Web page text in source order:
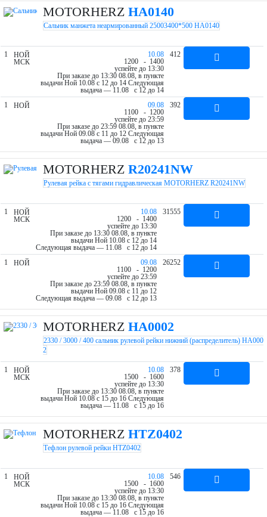
MOTORHERZ HA0140
Сальник манжета неармированный 25003400*500 HA0140
1
НОЙ
МСК
10.08
1200 - 1400
успейте до 13:30
При заказе до 13:30 08.08, в пункте
выдачи Ной 10.08 c 12 до 14 Следующая
выдача — 11.08 c 12 до 14
412
1 НОЙ
09.08
1100 - 1200
успейте до 23:59
При заказе до 23:59 08.08, в пункте
выдачи Ной 09.08 c 11 до 12 Следующая
выдача — 09.08 c 12 до 13
392
MOTORHERZ R20241NW
Рулевая рейка с тягами гидравлическая MOTORHERZ R20241NW
1
НОЙ
МСК
10.08
1200 - 1400
успейте до 13:30
При заказе до 13:30 08.08, в пункте
выдачи Ной 10.08 c 12 до 14
Следующая выдача — 11.08 c 12 до 14
31555
1 НОЙ
09.08
1100 - 1200
успейте до 23:59
При заказе до 23:59 08.08, в пункте
выдачи Ной 09.08 c 11 до 12
Следующая выдача — 09.08 c 12 до 13
26252
MOTORHERZ HA0002
2330 / 3000 / 400 сальник рулевой рейки нижний (распределитель) HA000
2
1
НОЙ
МСК
10.08
1500 - 1600
успейте до 13:30
При заказе до 13:30 08.08, в пункте
выдачи Ной 10.08 c 15 до 16 Следующая
выдача — 11.08 c 15 до 16
378
MOTORHERZ HTZ0402
Тефлон рулевой рейки HTZ0402
1
НОЙ
МСК
10.08
1500 - 1600
успейте до 13:30
При заказе до 13:30 08.08, в пункте
выдачи Ной 10.08 c 15 до 16 Следующая
выдача — 11.08 c 15 до 16
546